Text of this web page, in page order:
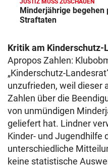
JUSTIZ MUSS ZUSCHAUEN
Minderjährige begehen
Straftaten
Kritik am Kinderschutz-
Apropos Zahlen:
„Kinderschutz-
unzufrieden, weil dieser
Zahlen über die
von unmündigen
geliefert hat. Lindner
Kinder- und Jugendhilfe
unterschiedliche
keine statistische